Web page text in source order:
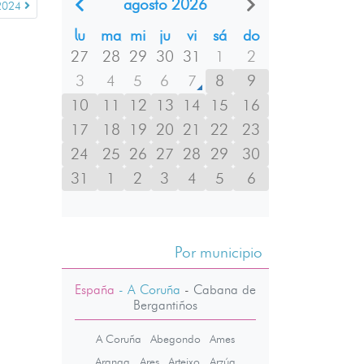
agosto 2026
lu
ma mi ju vi sá
do
27
28 29 30 31 1
2
3
4 5 6 7 8
9
10
11 12 13 14 15
16
17
18 19 20 21 22
23
24
25 26 27 28 29
30
31
1 2 3 4 5 6
Por municipio
España - A Coruña - Cabana de
Bergantiños
A Coruña Abegondo
Ames